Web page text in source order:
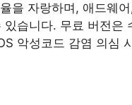
을 자랑하며, 애드웨
습니다. 무료 버전은
악성코드 감염 의